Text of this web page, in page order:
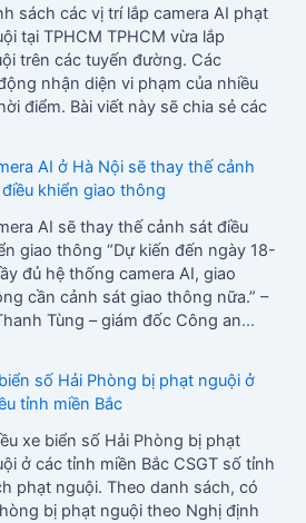
sách các vị trí lắp camera AI phạt
tại TPHCM TPHCM vừa lắp
trên các tuyến đường. Các
nhận diện vi phạm của nhiều
điểm. Bài viết này sẽ chia sẻ các
AI ở Hà Nội sẽ thay thế cảnh
khiển giao thông
AI sẽ thay thế cảnh sát điều
giao thông “Dự kiến đến ngày 18-
đủ hệ thống camera AI, giao
cần cảnh sát giao thông nữa.” –
Tùng – giám đốc Công an...
số Hải Phòng bị phạt nguội ở
tỉnh miền Bắc
xe biển số Hải Phòng bị phạt
ở các tỉnh miền Bắc CSGT số tỉnh
phạt nguội. Theo danh sách, có
bị phạt nguội theo Nghị định